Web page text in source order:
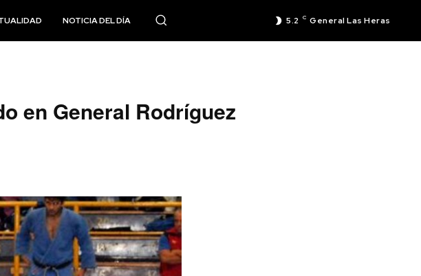
NOTICIA DEL DÍA 5.2 C General Las Heras
en General Rodríguez